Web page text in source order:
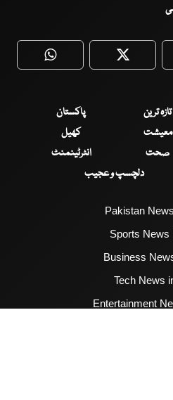
WhatsApp Twitter
تازہ ترین
پاکستان
معیشت
کھیل
صحت
انٹرٹینمنٹ
دلچسپ و عجیب
Pakistan
Sports News
Business
Tech News
Entertainment